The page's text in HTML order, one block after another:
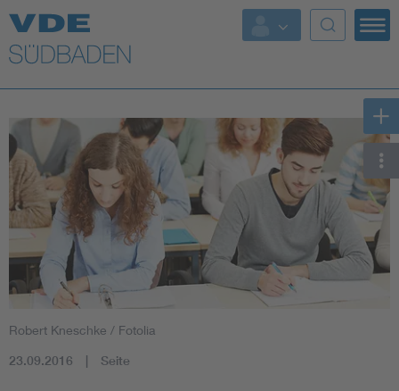
Top Themen
Fokusthemen
Energy
AI & Digital Trust
Health
Mobility
Robert Kneschke / Fotolia
23.09.2016 Seite